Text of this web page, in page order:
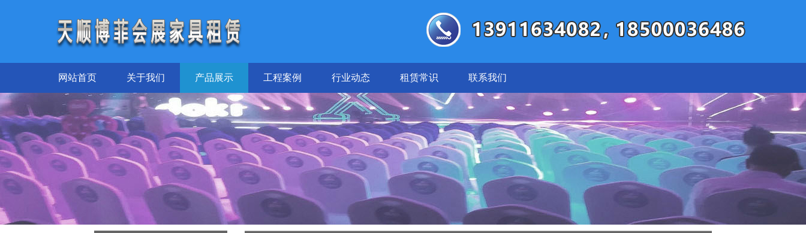
网站首页 关于我们 产品展示 工程案例 行业动态 租赁常识 联系我们